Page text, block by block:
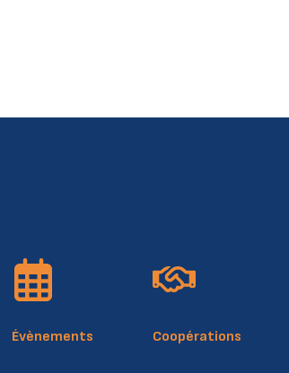
Évènements Coopérations
Notice légale